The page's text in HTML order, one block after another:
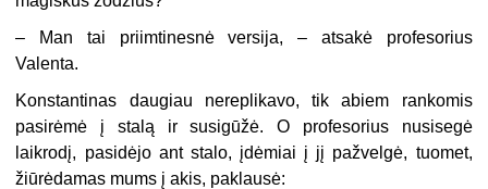
– Man tai priimtinesnė versija, – atsakė profesorius
Valenta.
Konstantinas daugiau nereplikavo, tik abiem rankomis
pasirėmė į stalą ir susigūžė. O profesorius nusisegė
laikrodį, pasidėjo ant stalo, įdėmiai į jį pažvelgė, tuomet,
žiūrėdamas mums į akis, paklausė: